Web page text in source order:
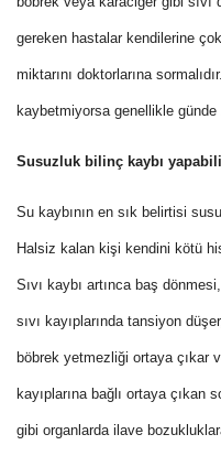
gereken hastalar kendilerine
miktarını doktorlarına
kaybetmiyorsa genellikle günde
Susuzluk bilinç kaybı
Su kaybının en sık belirtisi
Halsiz kalan kişi kendini kötü
Sıvı kaybı artınca baş
sıvı kayıplarında tansiyon
böbrek yetmezliği ortaya çıkar
kayıplarına bağlı ortaya çıkan
gibi organlarda ilave